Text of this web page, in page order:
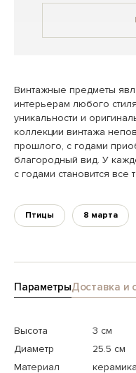
Винтажные предметы
интерьерам любого
уникальности и
коллекции винтажа
прошлого, с годами
благородный вид. У
с годами становится все
Птицы 8 марта
ПараметрыДоставка и
Высота
3 см
Диаметр
25.5 см
Материал
керамика